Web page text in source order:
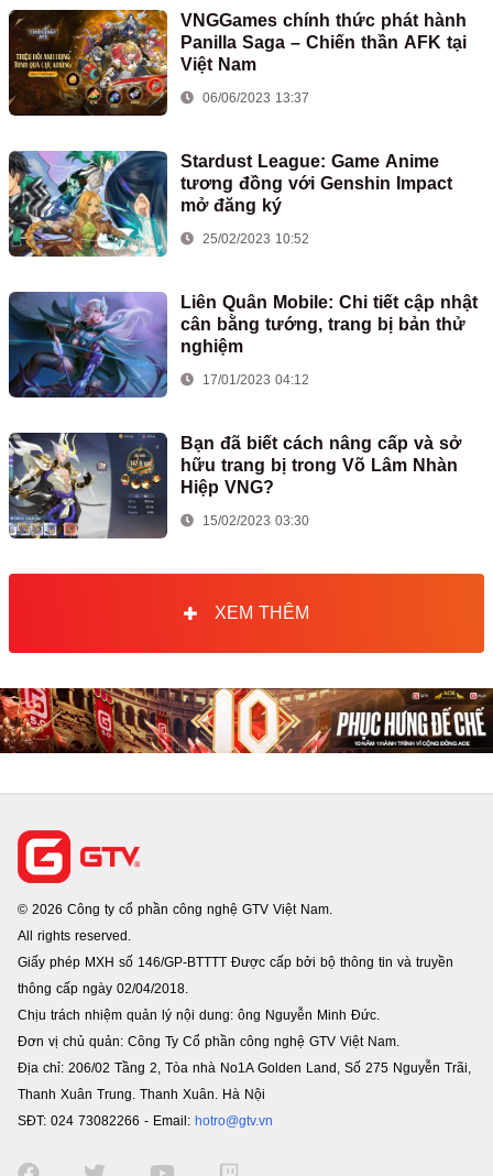
VNGGames chính thức phát hành
Panilla Saga – Chiến thần AFK tại
Việt Nam
06/06/2023 13:37
Stardust League: Game Anime
tương đồng với Genshin Impact
mở đăng ký
25/02/2023 10:52
Liên Quân Mobile: Chi tiết cập nhật
cân bằng tướng, trang bị bản thử
nghiệm
17/01/2023 04:12
Bạn đã biết cách nâng cấp và sở
hữu trang bị trong Võ Lâm Nhàn
Hiệp VNG?
15/02/2023 03:30
XEM THÊM
© 2026 Công ty cổ phần công nghệ GTV Việt Nam.
All rights reserved.
Giấy phép MXH số 146/GP-BTTTT Được cấp bởi bộ thông tin và truyền
thông cấp ngày 02/04/2018.
Chịu trách nhiệm quản lý nội dung: ông Nguyễn Minh Đức.
Đơn vị chủ quản: Công Ty Cổ phần công nghệ GTV Việt Nam.
Địa chỉ: 206/02 Tầng 2, Tòa nhà No1A Golden Land, Số 275 Nguyễn Trãi,
Thanh Xuân Trung. Thanh Xuân. Hà Nội
SĐT: 024 73082266 - Email: hotro@gtv.vn